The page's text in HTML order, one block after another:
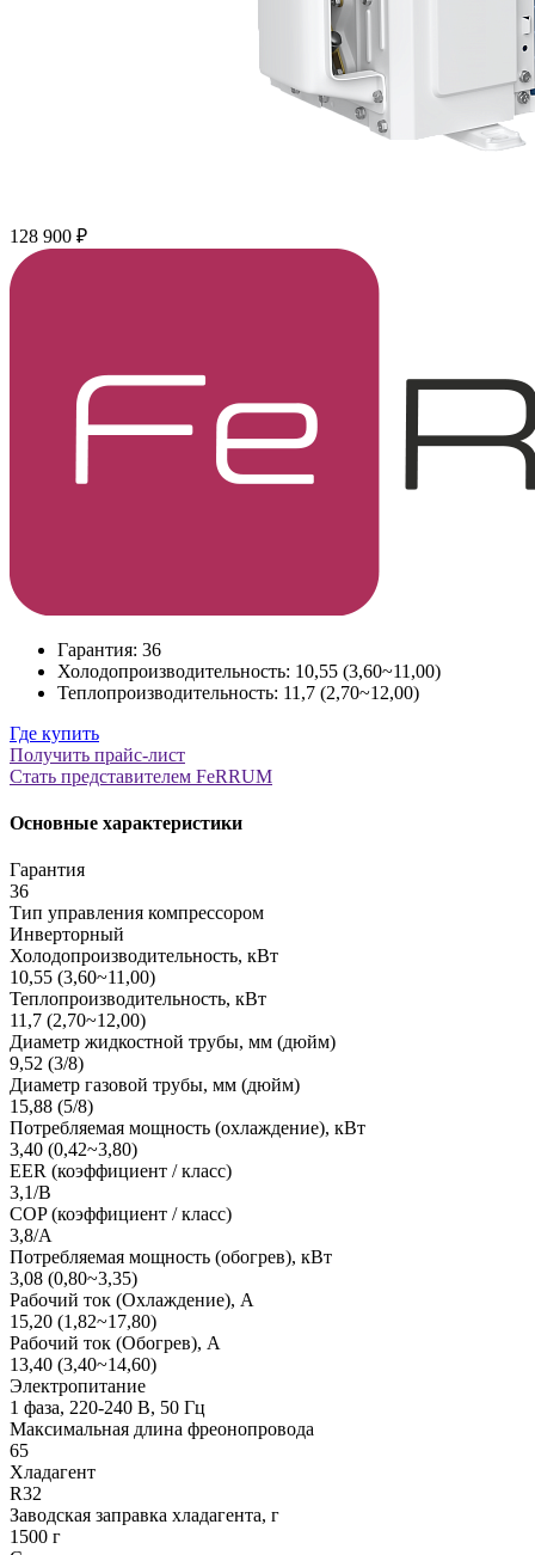
128 900 ₽
Гарантия: 36
Холодопроизводительность: 10,55 (3,60~11,00)
Теплопроизводительность: 11,7 (2,70~12,00)
Где купить
Получить прайс-лист
Стать представителем FeRRUM
Основные характеристики
Гарантия
36
Тип управления компрессором
Инверторный
Холодопроизводительность, кВт
10,55 (3,60~11,00)
Теплопроизводительность, кВт
11,7 (2,70~12,00)
Диаметр жидкостной трубы, мм (дюйм)
9,52 (3/8)
Диаметр газовой трубы, мм (дюйм)
15,88 (5/8)
Потребляемая мощность (охлаждение), кВт
3,40 (0,42~3,80)
EER (коэффициент / класс)
3,1/B
COP (коэффициент / класс)
3,8/A
Потребляемая мощность (обогрев), кВт
3,08 (0,80~3,35)
Рабочий ток (Охлаждение), А
15,20 (1,82~17,80)
Рабочий ток (Обогрев), А
13,40 (3,40~14,60)
Электропитание
1 фаза, 220-240 В, 50 Гц
Максимальная длина фреонопровода
65
Хладагент
R32
Заводская заправка хладагента, г
1500 г